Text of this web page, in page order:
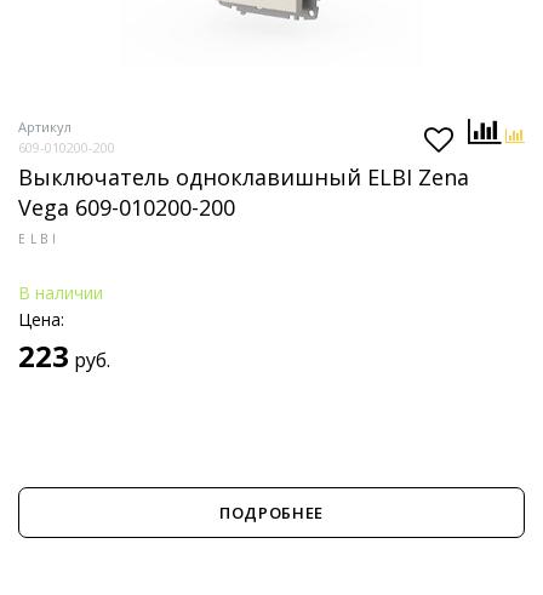
Артикул
609-010200-200
Выключатель одноклавишный ELBI Zena
Vega 609-010200-200
ELBI
В наличии
Цена:
223 руб.
ПОДРОБНЕЕ